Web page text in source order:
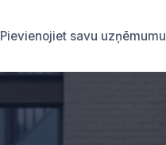
Pievienojiet savu uzņēmumu